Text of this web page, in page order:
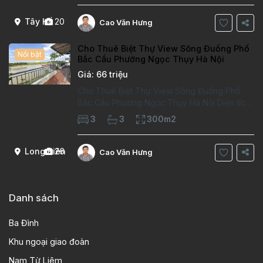
Tây Hồ20
phòng khách, 1 phòng bếp,wc Tầng 2 -2
phòngCao Văn Hưng
Long Biên
26
Nổi bật
Cho Thuê Biệt Thự View Sông Đuống Phố
Bắc Cầu Phường Ngọc Thụy Hà Nội
Giá: 66 triệu
Cho Thuê Biệt Thự View Sông Đuống Phố
Bắc Cầu Phường Ngọc Thụy Hà Nội Diện tích
đất 300 m²
• Diện tích: 100m²x 3 Tầng Thiêt
kế Tầng 1 phòng khách, 1 phòng bếp,1 phòng
ngủ,1 phòng tắm,1wc Tầng 2 có 2 phòng
3 3 300m2
Cao Văn Hưng
Danh sách
Ba Đình
Khu ngoại giao đoàn
Nam Từ Liêm